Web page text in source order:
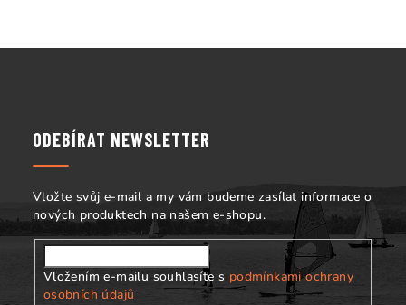
k
p
i
u
ODEBÍRAT NEWSLETTER
Vložte svůj e-mail a my vám budeme zasílat informace o
nových produktech na našem e-shopu.
Vložením e-mailu souhlasíte s podmínkami ochrany
osobních údajů